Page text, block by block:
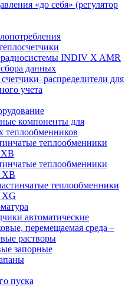
«до себя» (регулятор
INDIV X AMR
данных
для
учета
компоненты для
теплообменников
теплообменники
XB
теплообменники
ХВ
теплообменники
ХG
автоматические
перемещаемая среда –
растворы
запорные
пуска